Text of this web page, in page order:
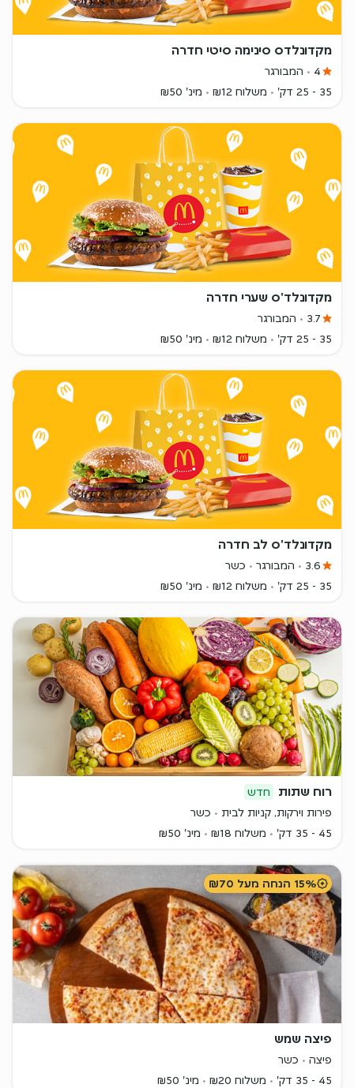
מקדונלדס סינימה סיטי חדרה
4
המבורגר
35 - 25 דק'
משלוח ₪12 מינ' ₪50
מקדונלד'ס שערי חדרה
3.7
המבורגר
35 - 25 דק'
משלוח ₪12 מינ' ₪50
מקדונלד'ס לב חדרה
3.6 המבורגר
כשר
35 - 25 דק'
משלוח ₪12 מינ' ₪50
רוח שתות
חדש
פירות וירקות, קניות לבית
כשר
45 - 35 דק'
משלוח ₪18 מינ' ₪50
15% הנחה מעל ₪70
פיצה שמש
פיצה
כשר
45 - 35 דק'
משלוח ₪20 מינ' ₪50